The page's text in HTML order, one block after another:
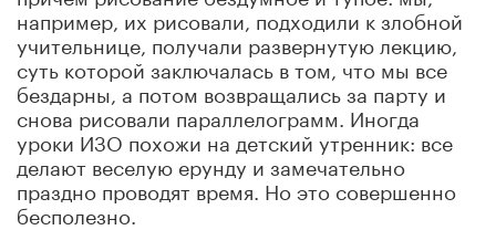
например, их рисовали, подходили к злобной
учительнице, получали развернутую лекцию,
суть которой заключалась в том, что мы все
бездарны, а потом возвращались за парту и
снова рисовали параллелограмм. Иногда
уроки ИЗО похожи на детский утренник: все
делают веселую ерунду и замечательно
праздно проводят время. Но это совершенно
бесполезно.